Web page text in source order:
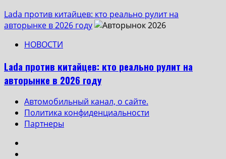
Lada против китайцев: кто реально рулит на
авторынке в 2026 году
НОВОСТИ
Lada против китайцев: кто реально рулит на
авторынке в 2026 году
Автомобильный канал, о сайте.
Политика конфиденциальности
Партнеры